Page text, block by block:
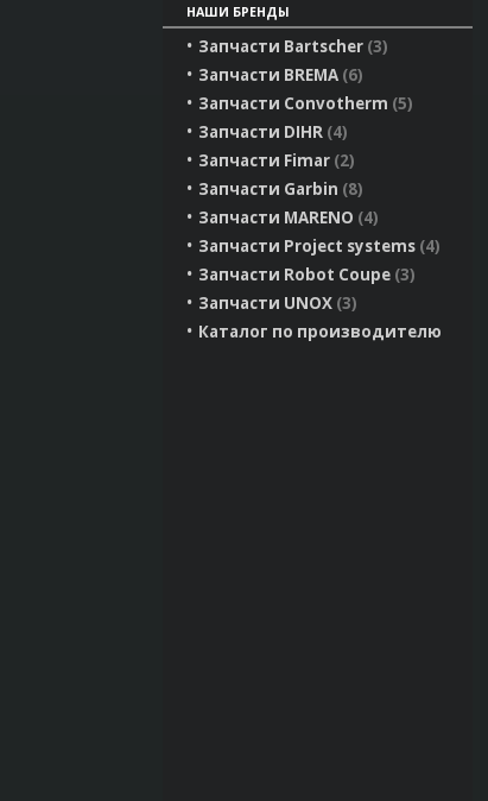
НАШИ БРЕНДЫ
Запчасти Bartscher 3
Запчасти BREMA 6
Запчасти Convotherm 5
Запчасти DIHR 4
Запчасти Fimar 2
Запчасти Garbin 8
Запчасти MARENO 4
Запчасти Project systems 4
Запчасти Robot Coupe 3
Запчасти UNOX 3
Каталог по производителю